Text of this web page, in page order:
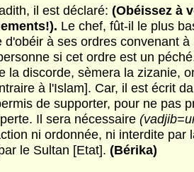
il est déclaré: (Obéissez à
Le chef, fût-il le plus
d'obéir à ses ordres convenant
si cet ordre est un
la discorde, sèmera la zizanie,
à l'Islam]. Car, il est écrit
de supporter, pour ne pas
Il sera nécessaire
ni ordonnée, ni interdite par
le Sultan [Etat]. (Bérika)